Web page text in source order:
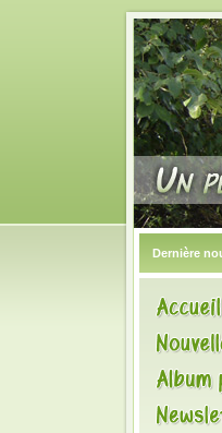
Dernière